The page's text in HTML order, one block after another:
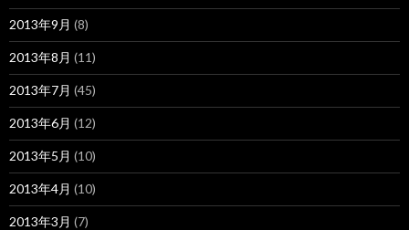
2013年9月 (8)
2013年8月 (11)
2013年7月 (45)
2013年6月 (12)
2013年5月 (10)
2013年4月 (10)
2013年3月 (7)